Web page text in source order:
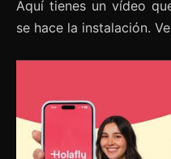
Aquí tienes un vídeo
se hace la instalación.